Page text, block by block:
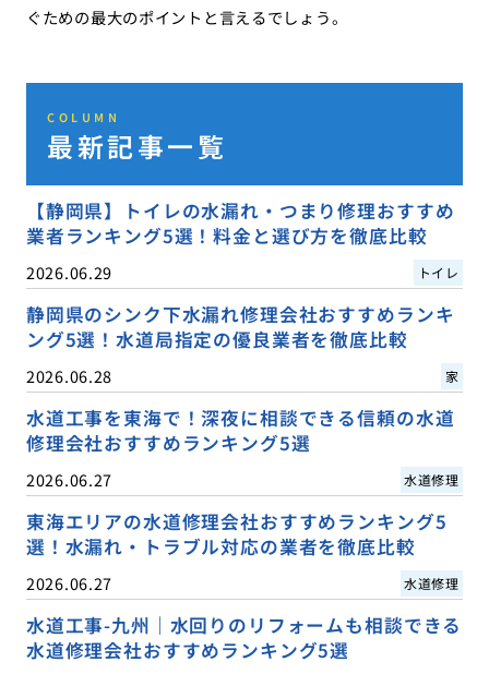
ぐための最大のポイントと言えるでしょう。
COLUMN
最新記事一覧
【静岡県】トイレの水漏れ・つまり修理おすすめ
業者ランキング5選！料金と選び方を徹底比較
2026.06.29 トイレ
静岡県のシンク下水漏れ修理会社おすすめランキ
ング5選！水道局指定の優良業者を徹底比較
2026.06.28 家
水道工事を東海で！深夜に相談できる信頼の水道
修理会社おすすめランキング5選
2026.06.27 水道修理
東海エリアの水道修理会社おすすめランキング5
選！水漏れ・トラブル対応の業者を徹底比較
2026.06.27 水道修理
水道工事-九州｜水回りのリフォームも相談できる
水道修理会社おすすめランキング5選